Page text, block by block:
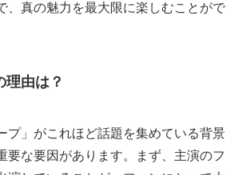
、真の魅力を最大限に楽しむことがで
理由は？
プ」がこれほど話題を集めている背景
要な要因があります。まず、主演のフ